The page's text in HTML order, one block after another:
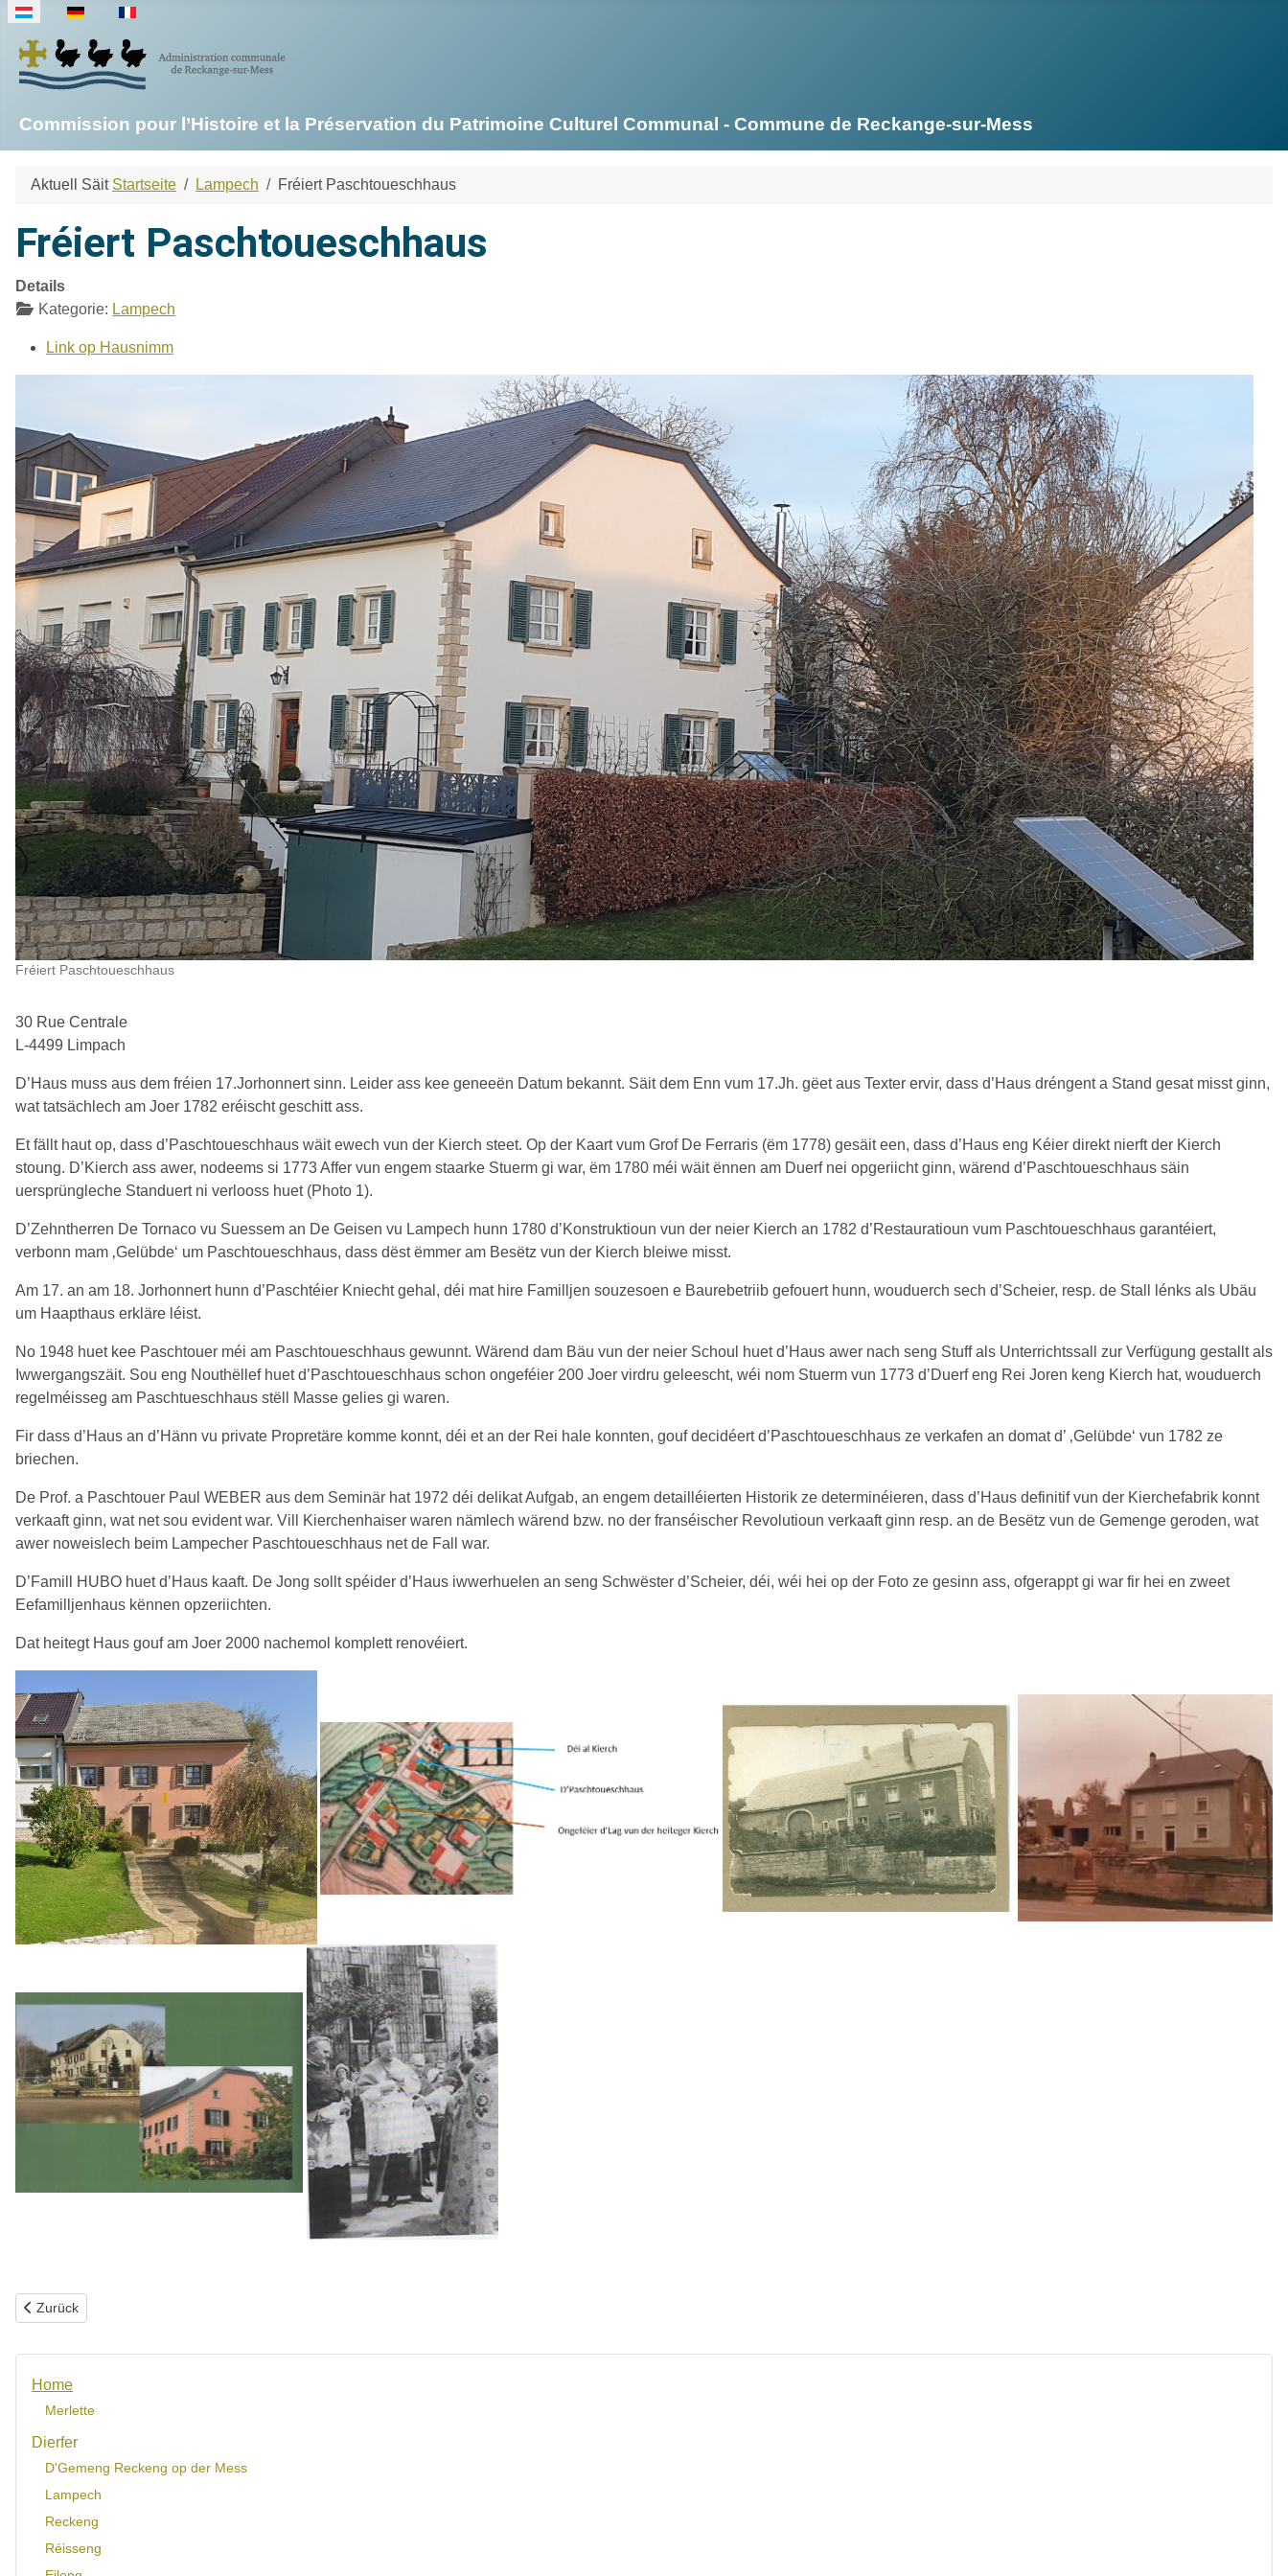
Sprache auswählen
Commission pour l’Histoire et la Préservation du Patrimoine Culturel Communal - Commune de Reckange-sur-Mess
Home
Merlette
Dierfer
D'Gemeng Reckeng op der Mess
Lampech
Reckeng
Réisseng
Aktuell Säit Startseite Lampech Fréiert Paschtoueschhaus
Fréiert Paschtoueschhaus
Details
Kategorie: Lampech
Link op Hausnimm
Fréiert Paschtoueschhaus
30 Rue Centrale
L-4499 Limpach
D’Haus muss aus dem fréien 17.Jorhonnert sinn. Leider ass kee geneeën Datum bekannt. Säit dem Enn vum 17.Jh. gëet aus Texter ervir, dass d’Haus dréngent a Stand gesat misst ginn,
wat tatsächlech am Joer 1782 eréischt geschitt ass.
Et fällt haut op, dass d’Paschtoueschhaus wäit ewech vun der Kierch steet. Op der Kaart vum Grof De Ferraris (ëm 1778) gesäit een, dass d’Haus eng Kéier direkt nierft der Kierch
stoung. D’Kierch ass awer, nodeems si 1773 Affer vun engem staarke Stuerm gi war, ëm 1780 méi wäit ënnen am Duerf nei opgeriicht ginn, wärend d’Paschtoueschhaus säin
uersprüngleche Standuert ni verlooss huet (Photo 1).
D’Zehntherren De Tornaco vu Suessem an De Geisen vu Lampech hunn 1780 d’Konstruktioun vun der neier Kierch an 1782 d’Restauratioun vum Paschtoueschhaus garantéiert,
verbonn mam ‚Gelübde‘ um Paschtoueschhaus, dass dëst ëmmer am Besëtz vun der Kierch bleiwe misst.
Am 17. an am 18. Jorhonnert hunn d’Paschtéier Kniecht gehal, déi mat hire Familljen souzesoen e Baurebetriib gefouert hunn, wouduerch sech d’Scheier, resp. de Stall lénks als Ubäu
um Haapthaus erkläre léist.
No 1948 huet kee Paschtouer méi am Paschtoueschhaus gewunnt. Wärend dam Bäu vun der neier Schoul huet d’Haus awer nach seng Stuff als Unterrichtssall zur Verfügung gestallt als
Iwwergangszäit. Sou eng Nouthëllef huet d’Paschtoueschhaus schon ongeféier 200 Joer virdru geleescht, wéi nom Stuerm vun 1773 d’Duerf eng Rei Joren keng Kierch hat, wouduerch
regelméisseg am Paschtueschhaus stëll Masse gelies gi waren.
Fir dass d’Haus an d’Hänn vu private Propretäre komme konnt, déi et an der Rei hale konnten, gouf decidéert d’Paschtoueschhaus ze verkafen an domat d’ ‚Gelübde‘ vun 1782 ze
briechen.
De Prof. a Paschtouer Paul WEBER aus dem Seminär hat 1972 déi delikat Aufgab, an engem detailléierten Historik ze determinéieren, dass d’Haus definitif vun der Kierchefabrik konnt
verkaaft ginn, wat net sou evident war. Vill Kierchenhaiser waren nämlech wärend bzw. no der franséischer Revolutioun verkaaft ginn resp. an de Besëtz vun de Gemenge geroden, wat
awer noweislech beim Lampecher Paschtoueschhaus net de Fall war.
D’Famill HUBO huet d’Haus kaaft. De Jong sollt spéider d’Haus iwwerhuelen an seng Schwëster d’Scheier, déi, wéi hei op der Foto ze gesinn ass, ofgerappt gi war fir hei en zweet
Eefamilljenhaus kënnen opzeriichten.
Dat heitegt Haus gouf am Joer 2000 nachemol komplett renovéiert.
Vorheriger Beitrag: A „Lehn“, an „Zammer a Wooner“
Zurück